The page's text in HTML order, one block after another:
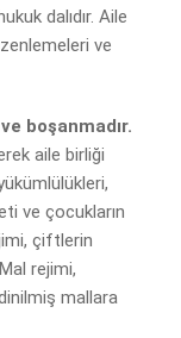
dalıdır. Aile
ve
boşanmadır.
aile birliği
ve çocukların
çiftlerin
rejimi,
mallara